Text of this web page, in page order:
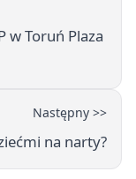
w Toruń Plaza
Następny >>
na narty?